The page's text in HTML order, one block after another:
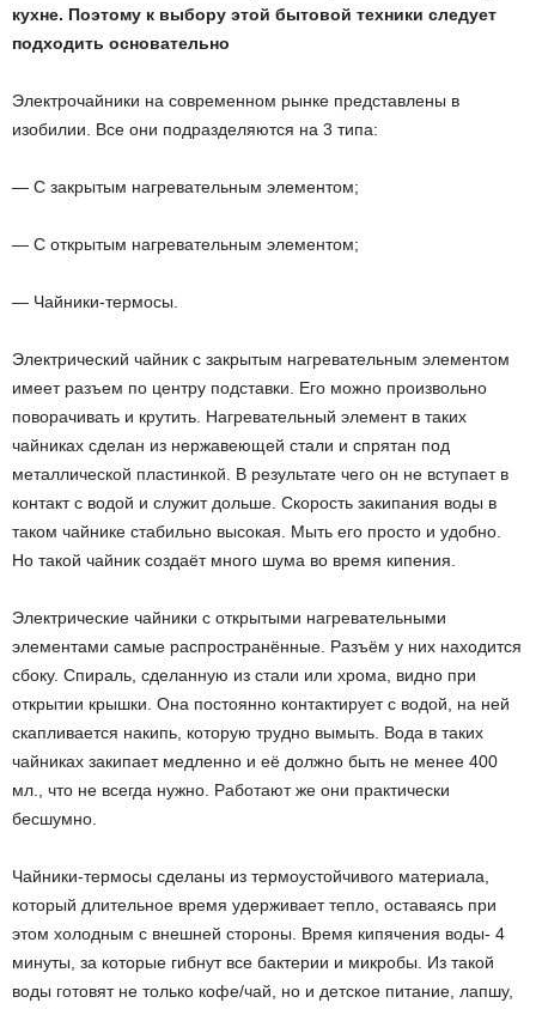
кухне. Поэтому к выбору этой бытовой техники следует
подходить основательно
Электрочайники на современном рынке представлены в
изобилии. Все они подразделяются на 3 типа:
— С закрытым нагревательным элементом;
— С открытым нагревательным элементом;
— Чайники-термосы.
Электрический чайник с закрытым нагревательным элементом
имеет разъем по центру подставки. Его можно произвольно
поворачивать и крутить. Нагревательный элемент в таких
чайниках сделан из нержавеющей стали и спрятан под
металлической пластинкой. В результате чего он не вступает в
контакт с водой и служит дольше. Скорость закипания воды в
таком чайнике стабильно высокая. Мыть его просто и удобно.
Но такой чайник создаёт много шума во время кипения.
Электрические чайники с открытыми нагревательными
элементами самые распространённые. Разъём у них находится
сбоку. Спираль, сделанную из стали или хрома, видно при
открытии крышки. Она постоянно контактирует с водой, на ней
скапливается накипь, которую трудно вымыть. Вода в таких
чайниках закипает медленно и её должно быть не менее 400
мл., что не всегда нужно. Работают же они практически
бесшумно.
Чайники-термосы сделаны из термоустойчивого материала,
который длительное время удерживает тепло, оставаясь при
этом холодным с внешней стороны. Время кипячения воды- 4
минуты, за которые гибнут все бактерии и микробы. Из такой
воды готовят не только кофе/чай, но и детское питание, лапшу,